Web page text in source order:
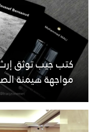
كتب جيب توثق
مواجهة هيمنة